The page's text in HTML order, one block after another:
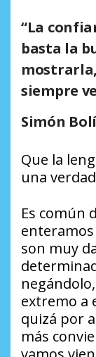
“La
basta la
siempre
Simón
Que la
una
Es común
son muy
extremo a
quizá por
más